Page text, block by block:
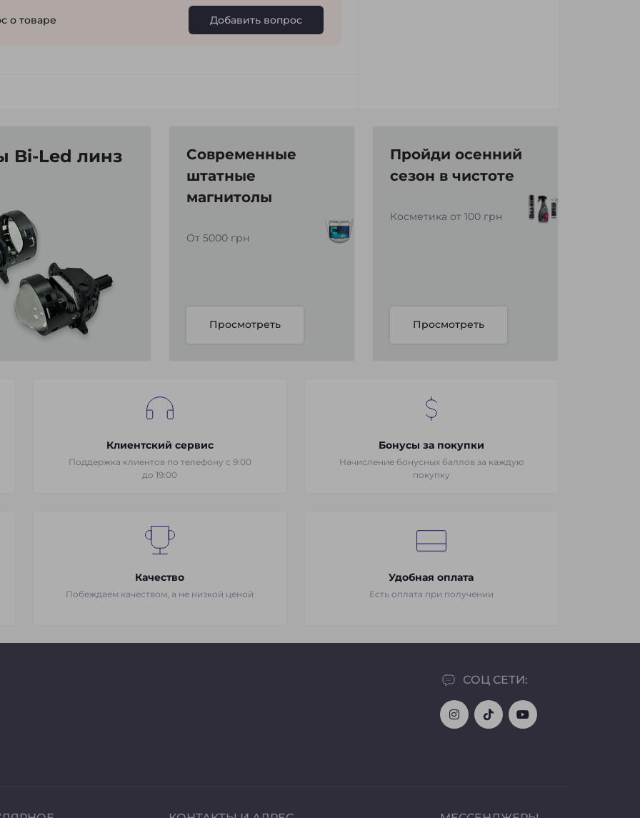
о товаре Добавить вопрос
Bi-Led линз
Современные
штатные
магнитолы
От 5000 грн
Просмотреть
Пройди осенний
сезон в чистоте
Косметика от 100 грн
Просмотреть
Клиентский сервис
Поддержка клиентов по телефону с 9:00
до 19:00
Бонусы за покупки
Начисление бонусных баллов за каждую
покупку
Качество
Побеждаем качеством, а не низкой ценой
Удобная оплата
Есть оплата при получении
СОЦ СЕТИ: